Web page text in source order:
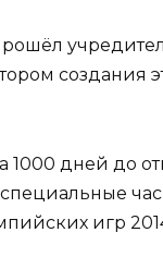
создания
1000 дней до
специальные
игр